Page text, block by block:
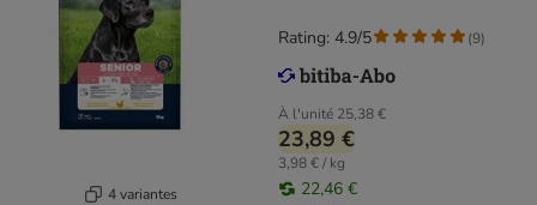
4 variantes
À l'unité 25,38 €
23,89 €
3,98 € / kg
22,46 €
Rating: 4.9/5 (9)